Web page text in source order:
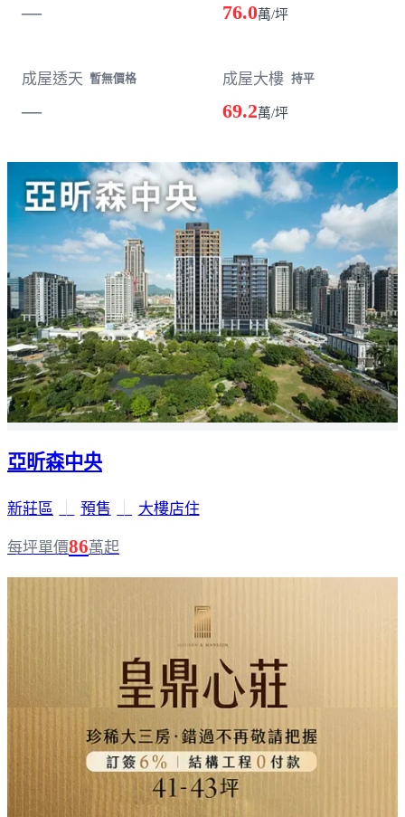
— 76.0萬/坪
成屋透天 暫無價格
—
成屋大樓 持平
69.2萬/坪
載入失敗，請重新整理
亞昕森中央
新莊區 預售 大樓店住
每坪單價86萬起